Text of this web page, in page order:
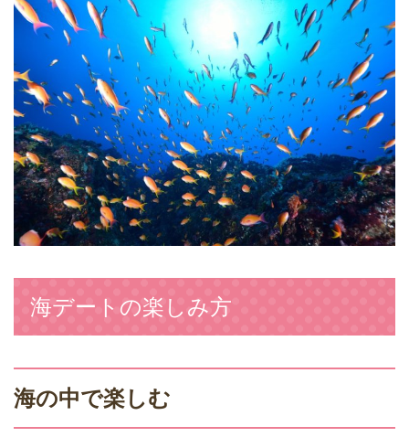
海デートの楽しみ方
海の中で楽しむ